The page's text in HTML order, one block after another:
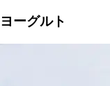
ヨーグルト